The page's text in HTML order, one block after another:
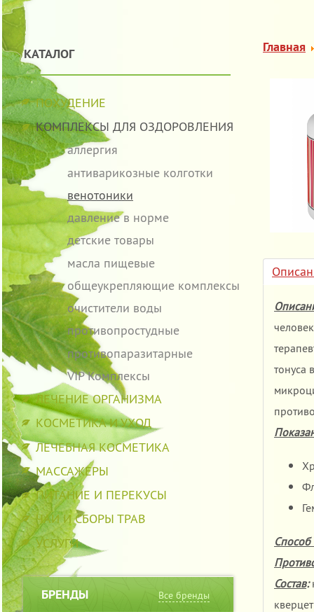
КАТАЛОГ
ПОХУДЕНИЕ
КОМПЛЕКСЫ ДЛЯ ОЗДОРОВЛЕНИЯ
аллергия
антиварикозные колготки
венотоники
давление в норме
детские товары
масла пищевые
общеукрепляющие комплексы
очистители воды
противопростудные
противопаразитарные
VIP Комплексы
ЛЕЧЕНИЕ ОРГАНИЗМА
КОСМЕТИКА И УХОД
ЛЕЧЕБНАЯ КОСМЕТИКА
МАССАЖЕРЫ
ПИТАНИЕ И ПЕРЕКУСЫ
ЧАИ И СБОРЫ ТРАВ
УСЛУГИ
БРЕНДЫ Все бренды
Главная
тонуса
Состав: